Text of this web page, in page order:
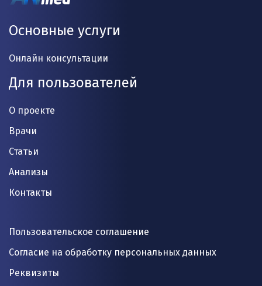
Основные услуги
Онлайн консультации
Для пользователей
О проекте
Врачи
Статьи
Анализы
Контакты
Пользовательское соглашение
Согласие на обработку персональных данных
Реквизиты